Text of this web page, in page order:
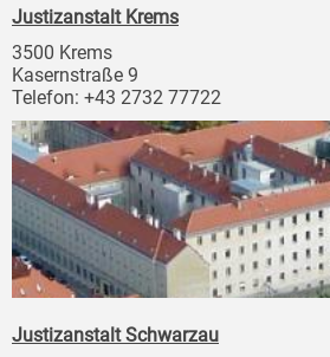
Justizanstalt Krems
3500 Krems
Kasernstraße 9
Telefon: +43 2732 77722
Justizanstalt Schwarzau